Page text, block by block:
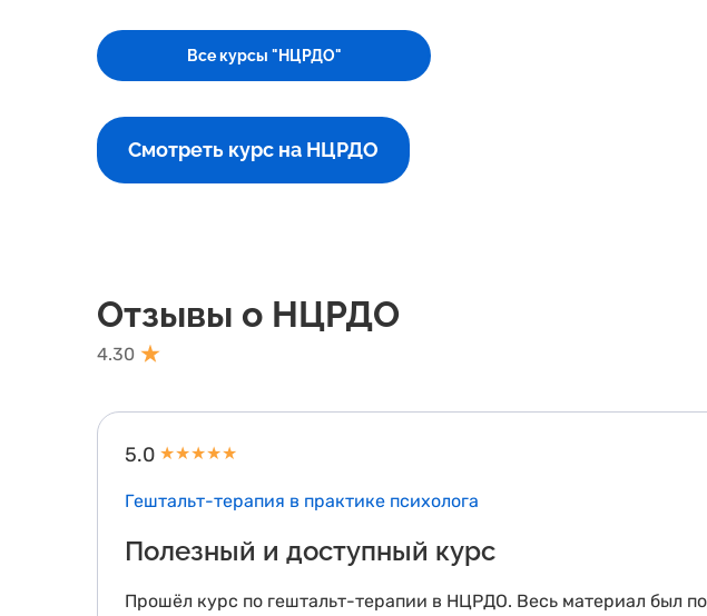
Все курсы "НЦРДО"
Смотреть курс на НЦРДО
Отзывы о НЦРДО
4.30
5.0 ★★★★★
Гештальт-терапия в практике психолога
Полезный и доступный курс
Прошёл курс по гештальт-терапии в НЦРДО. Весь материал был